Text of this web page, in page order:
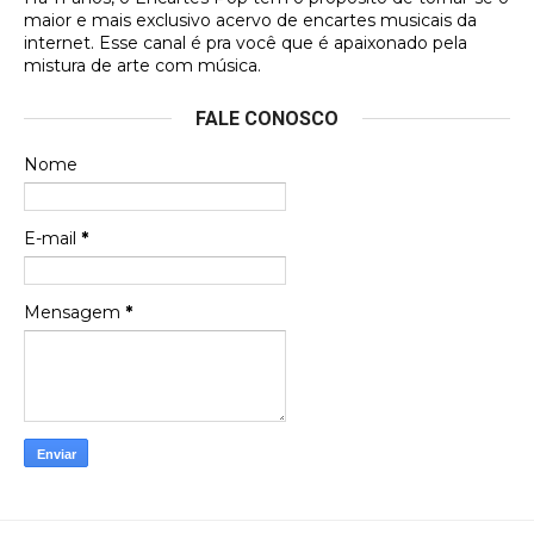
DVD MIDINHO
Francierton
futuras aquisições, e olhando o encarte aqui, me
Francierton
Espero que tenham sentido minha falta, informo
que estou de volta para trazer mais contribuições
maior e mais exclusivo acervo de encartes musicais da
internet. Esse canal é pra você que é apaixonado pela
mistura de arte com música.
FALE CONOSCO
Nome
E-mail *
Mensagem *